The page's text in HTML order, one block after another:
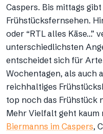
Caspers. Bis mittags
Frühstücksfernsehen.
oder “RTL alles Käse…”
unterschiedlichsten
entscheidet sich für
Wochentagen, als auch
reichhaltiges
top noch das Frühstück
Mehr Vielfalt geht kaum
Biermanns im Caspers,